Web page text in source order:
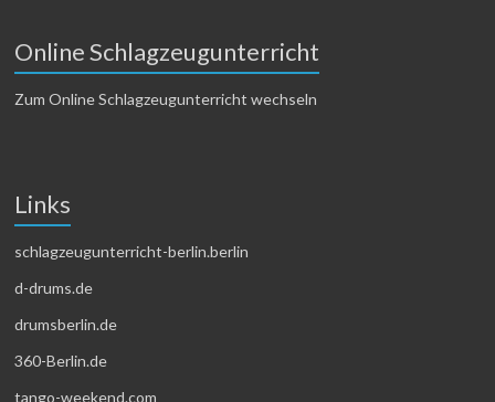
Online Schlagzeugunterricht
Zum Online Schlagzeugunterricht wechseln
Links
schlagzeugunterricht-berlin.berlin
d-drums.de
drumsberlin.de
360-Berlin.de
tango-weekend.com